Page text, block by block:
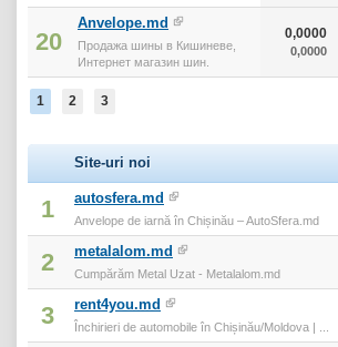
20
Anvelope.md
Продажа шины в Кишиневе,
Интернет магазин шин.
0,0000
0,0000
1 2 3
Site-uri noi
1 autosfera.md
Anvelope de iarnă în Chișinău – AutoSfera.md
2 metalalom.md
Cumpărăm Metal Uzat - Metalalom.md
3 rent4you.md
Închirieri de automobile în Chișinău/Moldova | ...